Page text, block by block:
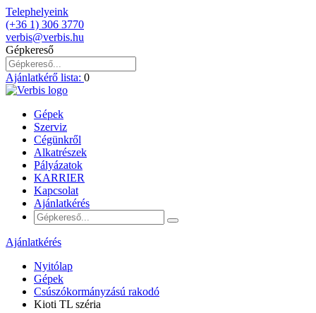
Telephelyeink
(+36 1) 306 3770
verbis@verbis.hu
Gépkereső
Ajánlatkérő lista: 0
Gépek
Szerviz
Cégünkről
Alkatrészek
Pályázatok
KARRIER
Kapcsolat
Ajánlatkérés
Ajánlatkérés
Nyitólap
Gépek
Csúszókormányzású rakodó
Kioti TL széria